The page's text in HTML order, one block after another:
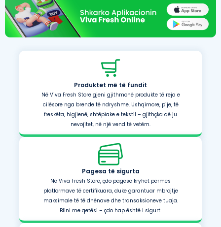
Produktet më të fundit
Në Viva Fresh Store gjeni gjithmonë produkte të reja e
cilësore nga brende të ndryshme. Ushqimore, pije, të
freskëta, higjienë, shtëpiake e tekstil – gjithçka që ju
nevojitet, në një vend të vetëm.
Pagesa të sigurta
Në Viva Fresh Store, çdo pagesë kryhet përmes
platformave të certifikuara, duke garantuar mbrojtje
maksimale të të dhënave dhe transaksioneve tuaja.
Blini me qetësi – çdo hap është i sigurt.